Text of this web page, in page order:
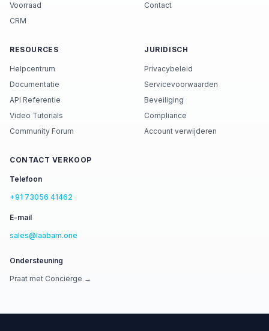
Voorraad
CRM
Contact
RESOURCES
Helpcentrum
Documentatie
API Referentie
Video Tutorials
Community Forum
JURIDISCH
Privacybeleid
Servicevoorwaarden
Beveiliging
Compliance
Account verwijderen
CONTACT VERKOOP
Telefoon
+91 73056 41462
E-mail
sales@laabam.one
Ondersteuning
Praat met Conciërge →